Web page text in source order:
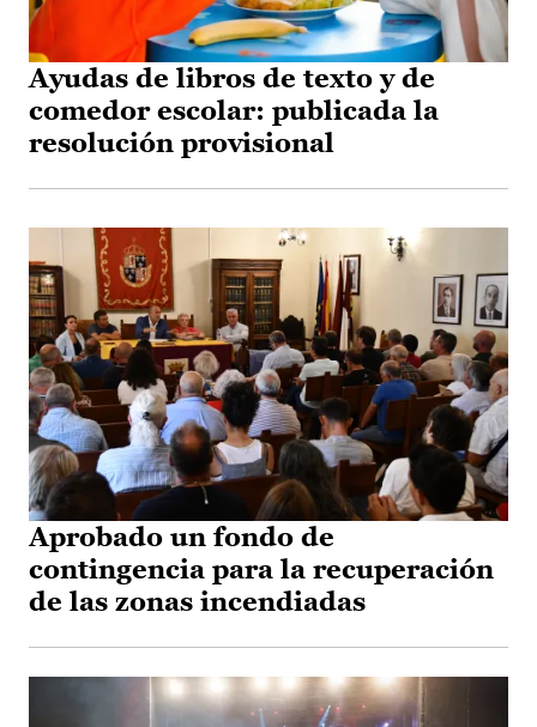
Ayudas de libros de texto y de
comedor escolar: publicada la
resolución provisional
Aprobado un fondo de
contingencia para la recuperación
de las zonas incendiadas